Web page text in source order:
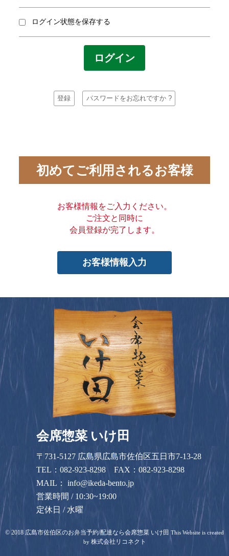
ログイン状態を保存する
登録 パスワードをお忘れですか ?
初めてご利用されるお客様
お客様情報をご入力ください。
ご注文と同時に
会員登録が完了します。
お客様情報入力
会席惣菜 いけ田
〒731-5127 広島県広島市佐伯区五日市7-13-28
TEL：082-923-8298 FAX：082-923-8298
MAIL：info@ikeda-bento.jp
営業時間 / 10:30~19:00
定休日 / 水曜
© 2018 広島市佐伯区のお弁当予約/配達なら会席惣菜 いけ田 This Website is created
by 株式会社リコネクト